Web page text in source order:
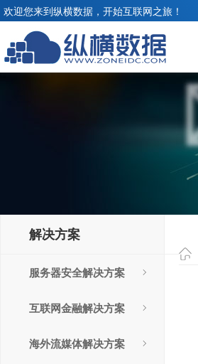
欢迎您来到纵横数据，开始互联网之旅！
解决方案
服务器安全解决方案
互联网金融解决方案
海外流媒体解决方案